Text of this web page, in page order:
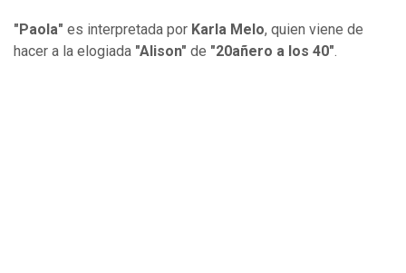
"Paola" es interpretada por Karla Melo, quien viene de
hacer a la elogiada "Alison" de "20añero a los 40".